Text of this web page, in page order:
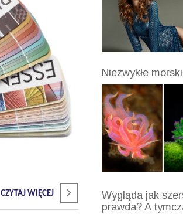
CZYTAJ WIĘCEJ
Niezwykłe
Wygląda jak
prawda? A